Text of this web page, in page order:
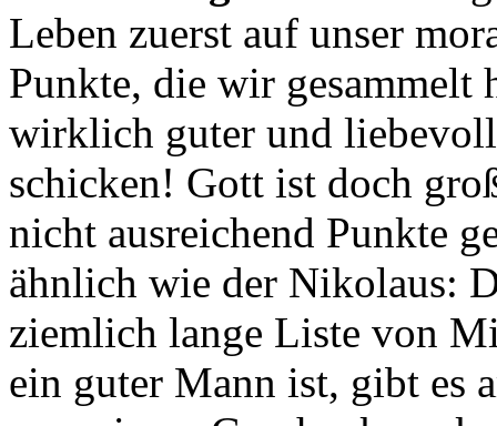
Leben zuerst auf unser
Punkte, die wir gesammelt
wirklich guter und
schicken! Gott ist doch
nicht ausreichend Punkte
ähnlich wie der Nikolaus:
ziemlich lange Liste von
ein guter Mann ist, gibt es